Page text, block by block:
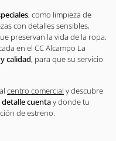
, como limpieza de
con detalles sensibles,
preservan la vida de la ropa.
en el CC Alcampo La
calidad, para que su servicio
centro comercial y descubre
detalle cuentay donde tu
de estreno.